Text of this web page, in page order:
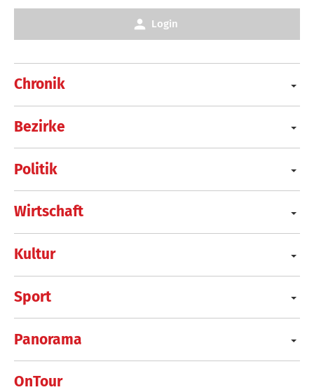
Chronik
Bezirke
Politik
Wirtschaft
Kultur
Sport
Panorama
OnTour
Login